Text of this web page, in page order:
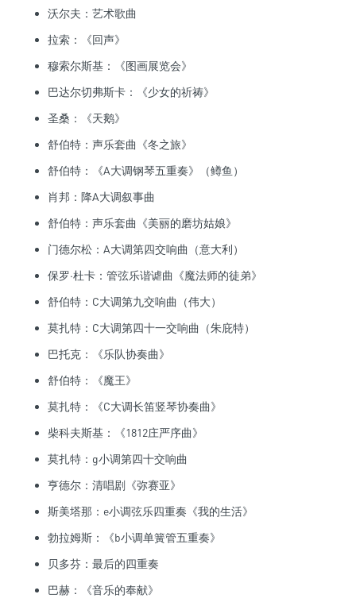
沃尔夫：艺术歌曲
拉索：《回声》
穆索尔斯基：《图画展览会》
巴达尔切弗斯卡：《少女的祈祷》
圣桑：《天鹅》
舒伯特：声乐套曲《冬之旅》
舒伯特：《A大调钢琴五重奏》（鳟鱼）
肖邦：降A大调叙事曲
舒伯特：声乐套曲《美丽的磨坊姑娘》
门德尔松：A大调第四交响曲（意大利）
保罗·杜卡：管弦乐谐谑曲《魔法师的徒弟》
舒伯特：C大调第九交响曲（伟大）
莫扎特：C大调第四十一交响曲（朱庇特）
巴托克：《乐队协奏曲》
舒伯特：《魔王》
莫扎特：《C大调长笛竖琴协奏曲》
柴科夫斯基：《1812庄严序曲》
莫扎特：g小调第四十交响曲
亨德尔：清唱剧《弥赛亚》
斯美塔那：e小调弦乐四重奏《我的生活》
勃拉姆斯：《b小调单簧管五重奏》
贝多芬：最后的四重奏
巴赫：《音乐的奉献》